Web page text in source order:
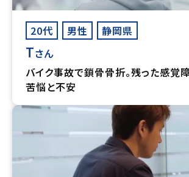
20代 男性 静岡県
Tさん
バイク事故で鎖骨骨折。残った感覚
苦悩と不安